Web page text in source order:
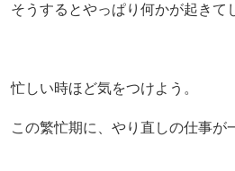
そうするとやっぱり何かが起きて
忙しい時ほど気をつけよう。
この繁忙期に、やり直しの仕事が